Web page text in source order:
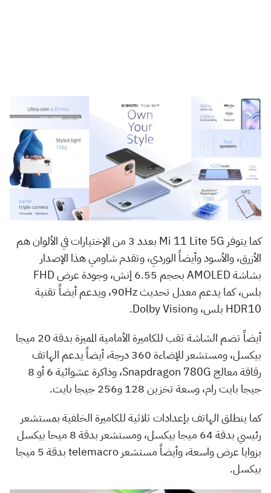
كما يتوفر Mi 11 Lite 5G بعدد 3 من الإختيارات في الألوان هم
الأزرق، والأسود وأيضاً الوردي، وتقدم شاومي هذا الإصدار
بشاشة AMOLED بحجم 6.55 إنش، وجودة عرض FHD
بلس، كما يدعم معدل تحديث 90Hz، ويدعم أيضاً تقنية
HDR10 بلس، وDolby Vision.
أيضاً تضم الشاشة ثقب للكاميرة الأمامية المميزة بدقة 20 ميجا
بيكسل، ومستشعر للإضاءة 360 درجة، أيضاً يدعم الهاتف
رقاقة معالج Snapdragon 780G، وذاكرة عشوائية 6 أو 8
جيجا بايت رام، وسعة تخزين 128 و256 جيجا بايت.
كما ينطلق الهاتف بإعدادات ثلاثية للكاميرة الخلفية بمستشعر
رئيسي بدقة 64 ميجا بيكسل، ومستشعر بدقة 8 ميحا بيكسل
بزوايا عرض واسعة، وأيضاً مستشعر telemacro بدقة 5 ميجا
بيكسل.